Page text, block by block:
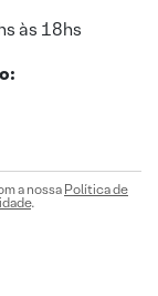
às 18hs
a nossa Política de
.